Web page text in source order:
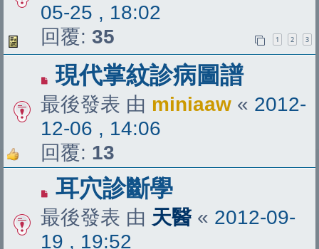
05-25 , 18:02
回覆: 35 1 2 3
現代掌紋診病圖譜
最後發表 由 miniaaw « 2012-
12-06 , 14:06
回覆: 13
耳穴診斷學
最後發表 由 天醫 « 2012-09-
19 , 19:52